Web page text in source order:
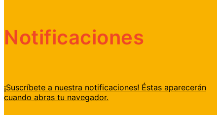
Notificaciones
¡Suscríbete a nuestra notificaciones! Éstas aparecerán
cuando abras tu navegador.